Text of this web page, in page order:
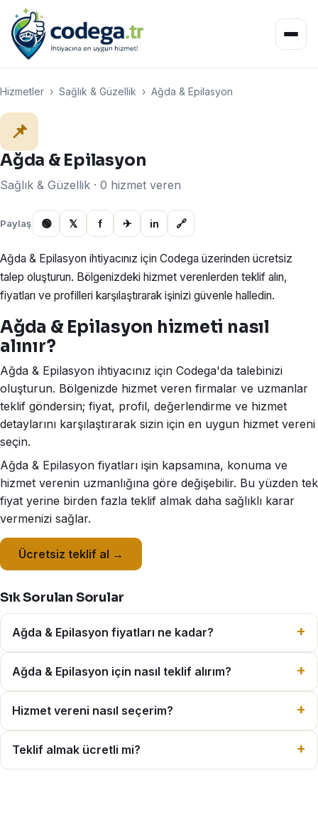
Hizmetler › Sağlık & Güzellik › Ağda & Epilasyon
📌
Ağda & Epilasyon
Sağlık & Güzellik · 0 hizmet veren
Paylaş 🟢 𝕏 f ✈ in 🔗
Ağda & Epilasyon ihtiyacınız için Codega üzerinden ücretsiz
talep oluşturun. Bölgenizdeki hizmet verenlerden teklif alın,
fiyatları ve profilleri karşılaştırarak işinizi güvenle halledin.
Ağda & Epilasyon hizmeti nasıl
alınır?
Ağda & Epilasyon ihtiyacınız için Codega'da talebinizi
oluşturun. Bölgenizde hizmet veren firmalar ve uzmanlar
teklif göndersin; fiyat, profil, değerlendirme ve hizmet
detaylarını karşılaştırarak sizin için en uygun hizmet vereni
seçin.
Ağda & Epilasyon fiyatları işin kapsamına, konuma ve
hizmet verenin uzmanlığına göre değişebilir. Bu yüzden tek
fiyat yerine birden fazla teklif almak daha sağlıklı karar
vermenizi sağlar.
Ücretsiz teklif al →
Sık Sorulan Sorular
Ağda & Epilasyon fiyatları ne kadar?
Ağda & Epilasyon için nasıl teklif alırım?
Hizmet vereni nasıl seçerim?
Teklif almak ücretli mi?